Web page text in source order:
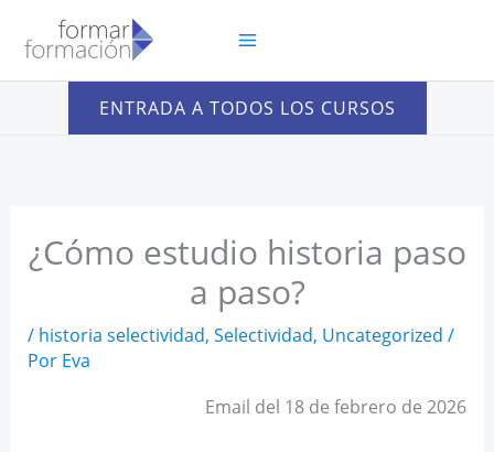
contenido
ENTRADA A TODOS LOS CURSOS
¿Cómo estudio historia paso
a paso?
/ historia selectividad, Selectividad, Uncategorized /
Por Eva
Email del 18 de febrero de 2026